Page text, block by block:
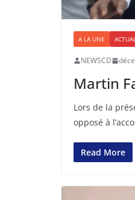
A LA UNE
NEWSCD
Martin
Lors de la
opposé à
Read More